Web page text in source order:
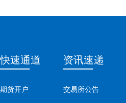
快速通道
期货开户
资讯速递
交易所公告